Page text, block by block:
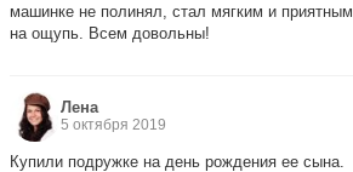
машинке не полинял, стал мягким и приятным
на ощупь. Всем довольны!
Лена
5 октября 2019
Купили подружке на день рождения ее сына.